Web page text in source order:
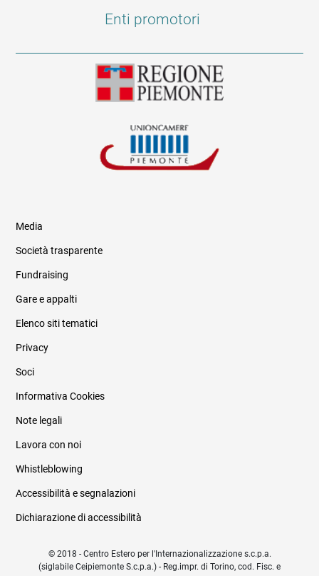
Enti promotori
Informazioni legali e trasparenza
Media
Società trasparente
Fundraising
Gare e appalti
Elenco siti tematici
Privacy
Soci
Informativa Cookies
Note legali
Lavora con noi
Whistleblowing
Accessibilità e segnalazioni
Dichiarazione di accessibilità
© 2018 - Centro Estero per l'Internazionalizzazione s.c.p.a.
(siglabile Ceipiemonte S.c.p.a.) - Reg.impr. di Torino, cod. Fisc. e